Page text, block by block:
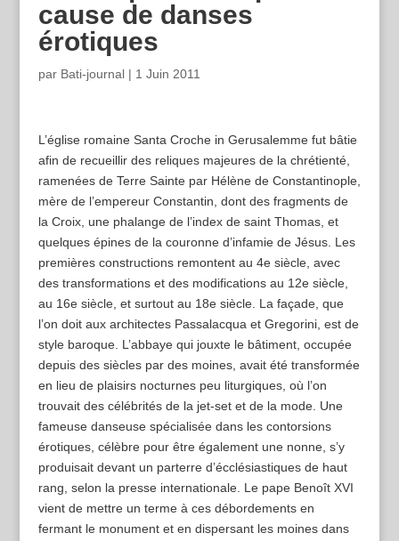
cause de danses
érotiques
par Bati-journal| 1 Juin 2011
L’église romaine Santa Croche in Gerusalemme fut bâtie
afin de recueillir des reliques majeures de la chrétienté,
ramenées de Terre Sainte par Hélène de Constantinople,
mère de l’empereur Constantin, dont des fragments de
la Croix, une phalange de l’index de saint Thomas, et
quelques épines de la couronne d’infamie de Jésus. Les
premières constructions remontent au 4e siècle, avec
des transformations et des modifications au 12e siècle,
au 16e siècle, et surtout au 18e siècle. La façade, que
l’on doit aux architectes Passalacqua et Gregorini, est de
style baroque. L’abbaye qui jouxte le bâtiment, occupée
depuis des siècles par des moines, avait été transformée
en lieu de plaisirs nocturnes peu liturgiques, où l’on
trouvait des célébrités de la jet-set et de la mode. Une
fameuse danseuse spécialisée dans les contorsions
érotiques, célèbre pour être également une nonne, s’y
produisait devant un parterre d’écclésiastiques de haut
rang, selon la presse internationale. Le pape Benoît XVI
vient de mettre un terme à ces débordements en
fermant le monument et en dispersant les moines dans